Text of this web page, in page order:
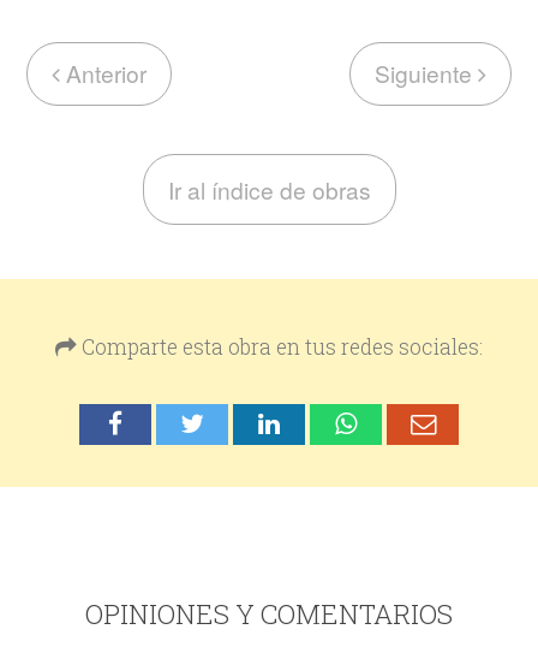
Anterior Siguiente
Ir al índice de obras
Comparte esta obra en tus redes sociales:
OPINIONES Y COMENTARIOS